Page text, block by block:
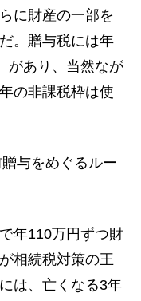
に財産の一部を
。贈与税には年
があり、当然なが
の非課税枠は使
与をめぐるルー
年110万円ずつ財
相続税対策の王
は、亡くなる3年